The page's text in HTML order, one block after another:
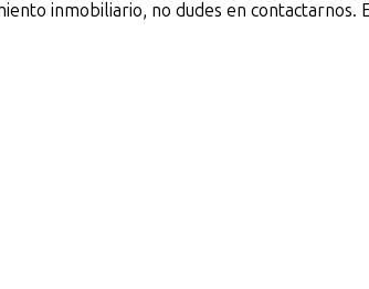
inmobiliario, no dudes en contactarnos.